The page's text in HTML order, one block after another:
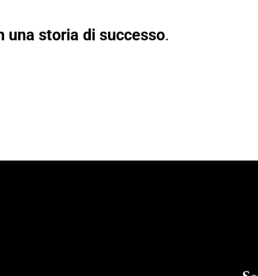
una storia di successo.